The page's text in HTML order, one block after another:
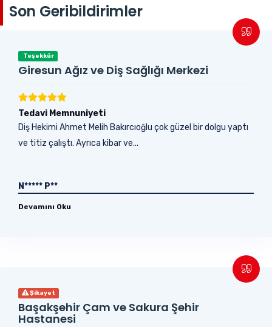
Son Geribildirimler
Teşekkür
Giresun Ağız ve Diş Sağlığı Merkezi
Tedavi Memnuniyeti
Diş Hekimi Ahmet Melih Bakırcıoğlu çok güzel bir dolgu yaptı
ve titiz çalıştı. Ayrıca kibar ve...
N***** P**
Devamını Oku
Şikayet
Başakşehir Çam ve Sakura Şehir
Hastanesi